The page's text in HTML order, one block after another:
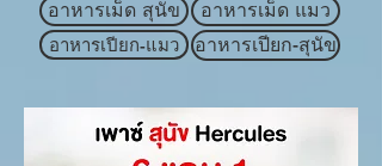
อาหารเม็ด สุนัข
อาหารเม็ด แมว
อาหารเปียก-แมว
อาหารเปียก-สุนัข